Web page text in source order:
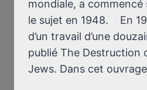
mondiale, a commencé
le sujet en 1948. En
d’un travail d’une
publié The Destruction
Jews. Dans cet